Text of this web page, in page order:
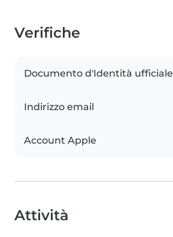
Verifiche
Documento d'Identità ufficiale
Indirizzo email
Account Apple
Attività